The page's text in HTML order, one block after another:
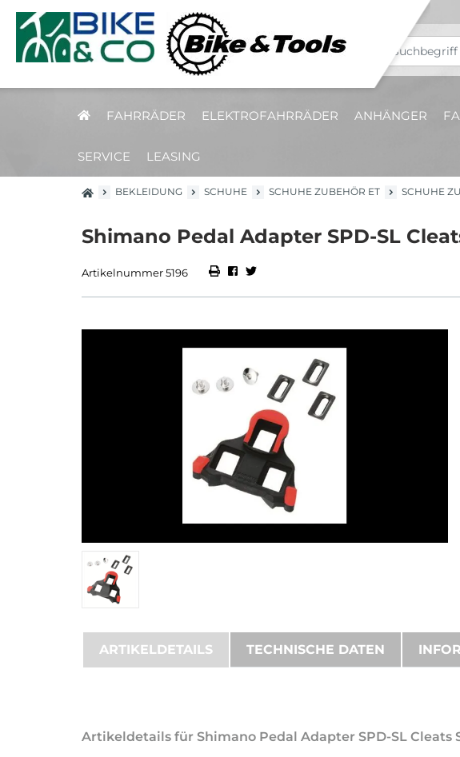
FAHRRÄDER ELEKTROFAHRRÄDER ANHÄNGER
SERVICE LEASING
BEKLEIDUNG SCHUHE SCHUHE ZUBEHÖR ET SCHUHE
Shimano Pedal Adapter SPD-SL
Artikelnummer 5196
ARTIKELDETAILS TECHNISCHE DATEN
Artikeldetails für Shimano Pedal Adapter SPD-SL Cleats